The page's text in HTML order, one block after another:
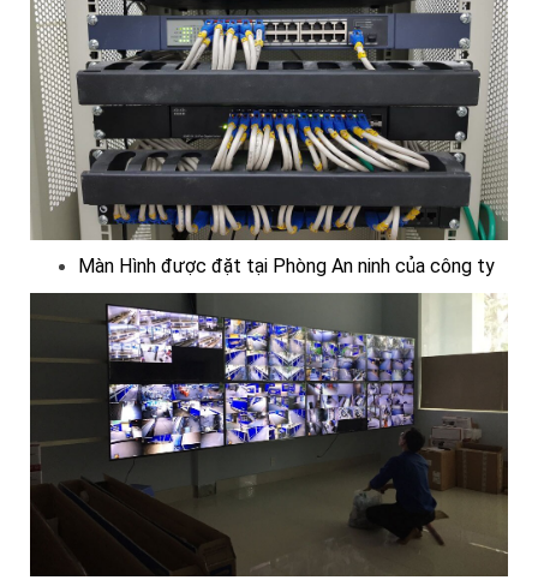
Màn Hình được đặt tại Phòng An ninh của công ty